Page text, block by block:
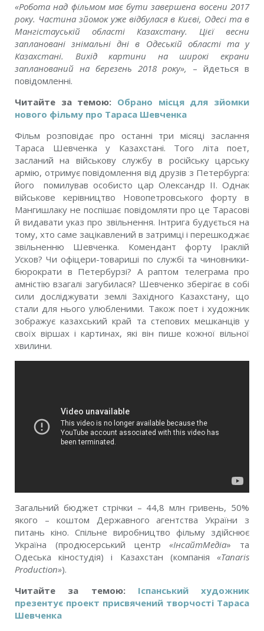
«Робота над фільмом має бути завершена восени 2017
року. Частина зйомок уже відбулася в Києві, Одесі та в
Мангістауській області Казахстану. Цієї весни
заплановані знімальні дні в Одеській області та у
Казахстані. Вихід картини на широкі екрани
запланований на березень 2018 року»,
– йдеться в
повідомленні.
Читайте за темою: Обрано місця для зйомки
нового фільму про Тараса Шевченка
Фільм розповідає про останні три місяці заслання
Тараса Шевченка у Казахстані. Того літа поет,
засланий на військову службу в російську царську
армію, отримує повідомлення від друзів з Петербурга:
його помилував особисто цар Олександр II. Однак
військове керівництво Новопетровського форту в
Мангишлаку не поспішає повідомляти про це Тарасові
й видавати указ про звільнення. Інтрига будується на
тому, хто саме зацікавлений в затримці і перешкоджає
звільненню Шевченка. Комендант форту Іраклій
Усков? Чи офіцери-товариші по службі та чиновники-
бюрократи в Петербурзі? А раптом телеграма про
амністію взагалі загубилася? Шевченко зберігає в собі
сили досліджувати землі Західного Казахстану, що
стали для нього улюбленими. Також поет і художник
зображує казахський край та степових мешканців у
своїх віршах і картинах, які він пише кожної вільної
хвилини.
Загальний бюджет стрічки – 44,8 млн гривень, 50%
якого – коштом Державного агентства України з
питань кіно. Спільне виробництво фільму здійснює
Україна (продюсерський центр«ІнсайтМедіа» та
Одеська кіностудія) і Казахстан (компанія «Tanaris
Production»).
Читайте за темою: Іспанський художник
презентує проект присвячений творчості Тараса
Шевченка